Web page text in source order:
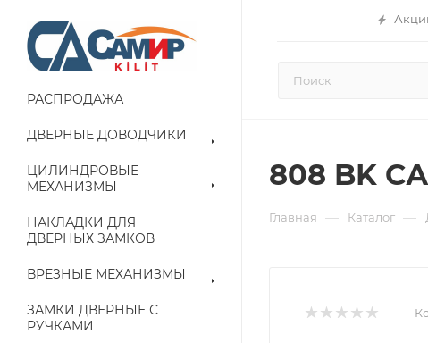
РАСПРОДАЖА
ДВЕРНЫЕ ДОВОДЧИКИ
ЦИЛИНДРОВЫЕ
МЕХАНИЗМЫ
НАКЛАДКИ ДЛЯ
ДВЕРНЫХ ЗАМКОВ
ВРЕЗНЫЕ МЕХАНИЗМЫ
ЗАМКИ ДВЕРНЫЕ С
РУЧКАМИ
808 BK
Главная — Каталог —